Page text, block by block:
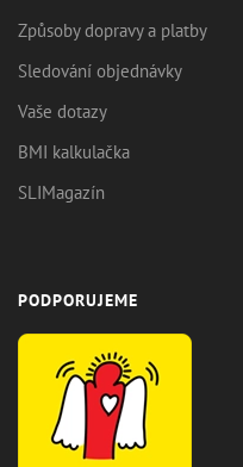
Způsoby dopravy a platby
Sledování objednávky
Vaše dotazy
BMI kalkulačka
SLIMagazín
PODPORUJEME